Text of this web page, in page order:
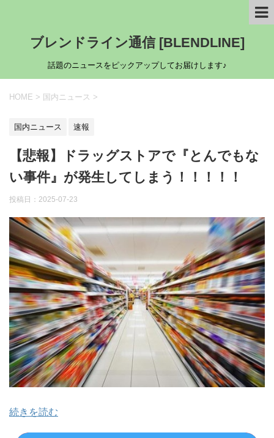
ブレンドライン通信 [BLENDLINE]
話題のニュースをピックアップしてお届けします♪
HOME > 国内ニュース >
国内ニュース 速報
【悲報】ドラッグストアで『とんでもな
い事件』が発生してしまう！！！！！
投稿日： 2025-07-23
続きを読む